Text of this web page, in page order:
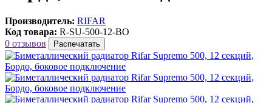
Производитель: RIFAR
Код товара: R-SU-500-12-BO
0 отзывов
Распечатать